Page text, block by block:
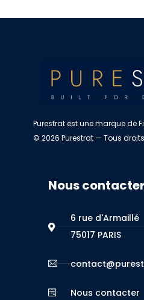
Purestrat est une marque de
© 2026 Purestrat — Tous
Nous contacter
6 rue d'Armaillé
75017 PARIS
Nous contacter